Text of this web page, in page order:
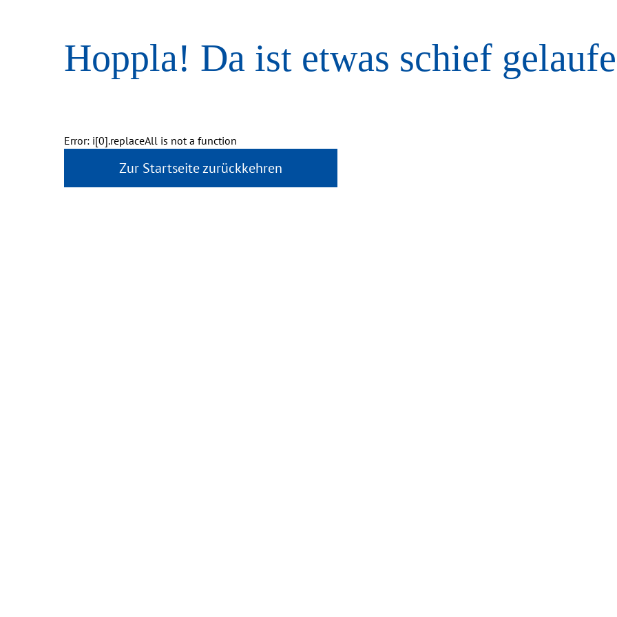
Hoppla! Da ist etwas schief
Error: i[0].replaceAll is not a function
Zur Startseite zurückkehren